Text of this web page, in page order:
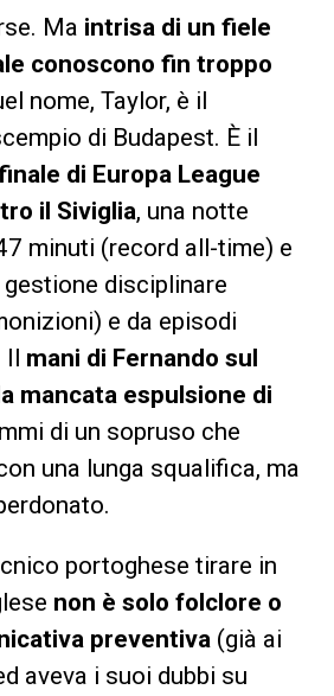
Ma intrisa di un fiele
conoscono fin troppo
nome, Taylor, è il
di Budapest. È il
di Europa League
il Siviglia, una notte
minuti (record all-time) e
disciplinare
e da episodi
Il mani di Fernando sul
mancata espulsione di
di un sopruso che
una lunga squalifica, ma
portoghese tirare in
non è solo folclore o
preventiva (già ai
aveva i suoi dubbi su